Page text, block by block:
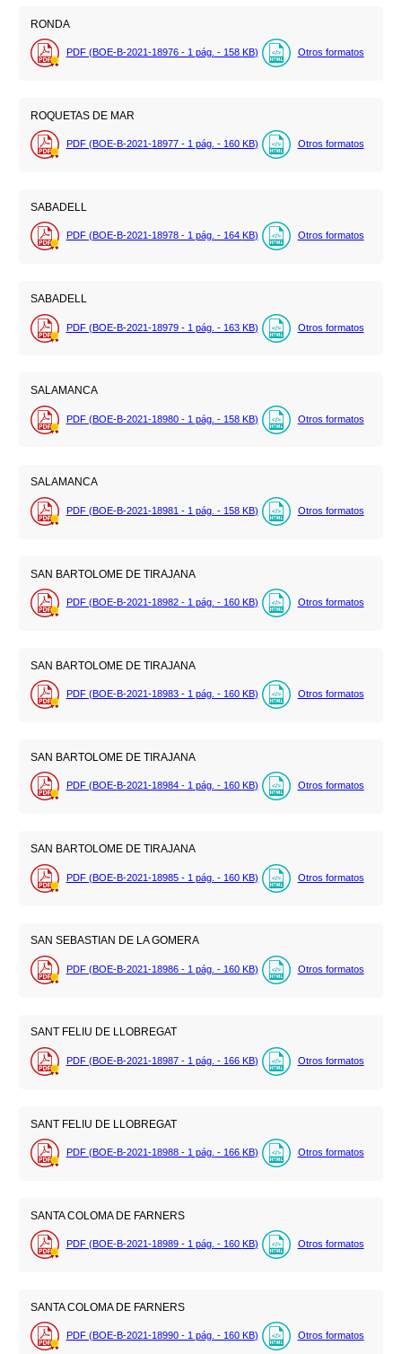
RONDA
PDF (BOE-B-2021-18976 - 1 pág. - 158 KB) Otros formatos
ROQUETAS DE MAR
PDF (BOE-B-2021-18977 - 1 pág. - 160 KB) Otros formatos
SABADELL
PDF (BOE-B-2021-18978 - 1 pág. - 164 KB) Otros formatos
SABADELL
PDF (BOE-B-2021-18979 - 1 pág. - 163 KB) Otros formatos
SALAMANCA
PDF (BOE-B-2021-18980 - 1 pág. - 158 KB) Otros formatos
SALAMANCA
PDF (BOE-B-2021-18981 - 1 pág. - 158 KB) Otros formatos
SAN BARTOLOME DE TIRAJANA
PDF (BOE-B-2021-18982 - 1 pág. - 160 KB) Otros formatos
SAN BARTOLOME DE TIRAJANA
PDF (BOE-B-2021-18983 - 1 pág. - 160 KB) Otros formatos
SAN BARTOLOME DE TIRAJANA
PDF (BOE-B-2021-18984 - 1 pág. - 160 KB) Otros formatos
SAN BARTOLOME DE TIRAJANA
PDF (BOE-B-2021-18985 - 1 pág. - 160 KB) Otros formatos
SAN SEBASTIAN DE LA GOMERA
PDF (BOE-B-2021-18986 - 1 pág. - 160 KB) Otros formatos
SANT FELIU DE LLOBREGAT
PDF (BOE-B-2021-18987 - 1 pág. - 166 KB) Otros formatos
SANT FELIU DE LLOBREGAT
PDF (BOE-B-2021-18988 - 1 pág. - 166 KB) Otros formatos
SANTA COLOMA DE FARNERS
PDF (BOE-B-2021-18989 - 1 pág. - 160 KB) Otros formatos
SANTA COLOMA DE FARNERS
PDF (BOE-B-2021-18990 - 1 pág. - 160 KB) Otros formatos